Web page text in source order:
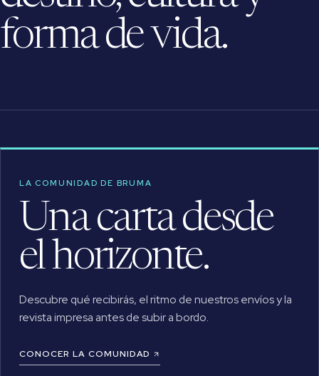
forma de vida.
LA COMUNIDAD DE BRUMA
Una carta desde
el horizonte.
Descubre qué recibirás, el ritmo de nuestros envíos y la
revista impresa antes de subir a bordo.
CONOCER LA COMUNIDAD